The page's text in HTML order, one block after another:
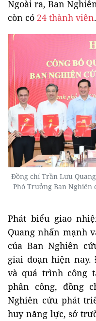
Ngoài ra, Ban
còn có 24 thành viên.
Đồng chí Trần Lưu
Phó Trưởng Ban Nghiên
Phát biểu giao
Quang nhấn mạnh
của Ban Nghiên
giai đoạn hiện
và quá trình công
phân công, đồng
Nghiên cứu phát
huy năng lực, sở